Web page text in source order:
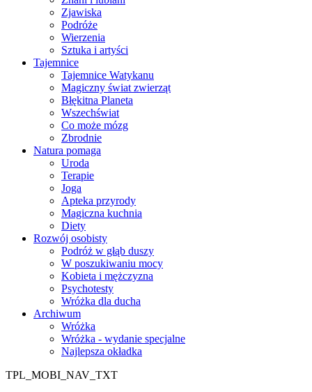
Zjawiska
Podróże
Wierzenia
Sztuka i artyści
Tajemnice
Tajemnice Watykanu
Magiczny świat zwierząt
Błękitna Planeta
Wszechświat
Co może mózg
Zbrodnie
Natura pomaga
Uroda
Terapie
Joga
Apteka przyrody
Magiczna kuchnia
Diety
Rozwój osobisty
Podróż w głąb duszy
W poszukiwaniu mocy
Kobieta i mężczyzna
Psychotesty
Wróżka dla ducha
Archiwum
Wróżka
Wróżka - wydanie specjalne
Najlepsza okładka
TPL_MOBI_NAV_TXT